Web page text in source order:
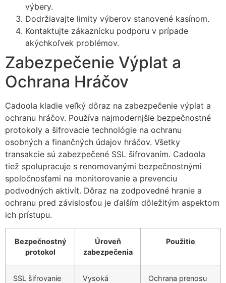
výbery.
Dodržiavajte limity výberov stanovené kasínom.
Kontaktujte zákaznícku podporu v prípade
akýchkoľvek problémov.
Zabezpečenie Výplat a
Ochrana Hráčov
Cadoola kladie veľký dôraz na zabezpečenie výplat a
ochranu hráčov. Používa najmodernjšie bezpečnostné
protokoly a šifrovacie technológie na ochranu
osobných a finančných údajov hráčov. Všetky
transakcie sú zabezpečené SSL šifrovaním. Cadoola
tiež spolupracuje s renomovanými bezpečnostnými
spoločnosťami na monitorovanie a prevenciu
podvodných aktivít. Dôraz na zodpovedné hranie a
ochranu pred závislosťou je ďalším dôležitým aspektom
ich prístupu.
Bezpečnostný
protokol
Úroveň
zabezpečenia
Použitie
SSL šifrovanie Vysoká
Ochrana prenosu